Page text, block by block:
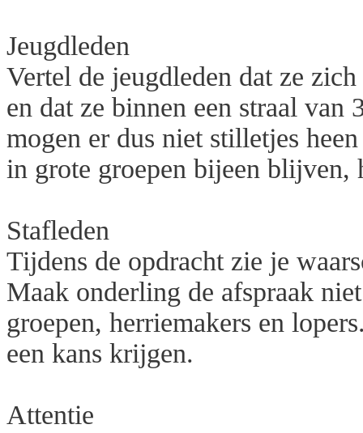
Jeugdleden
Vertel de jeugdleden dat ze
en dat ze binnen een straal van
mogen er dus niet stilletjes
in grote groepen bijeen blijven,
Stafleden
Tijdens de opdracht zie je
Maak onderling de afspraak
groepen, herriemakers en
een kans krijgen.
Attentie